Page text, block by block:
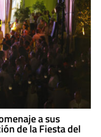
a sus
de la Fiesta del